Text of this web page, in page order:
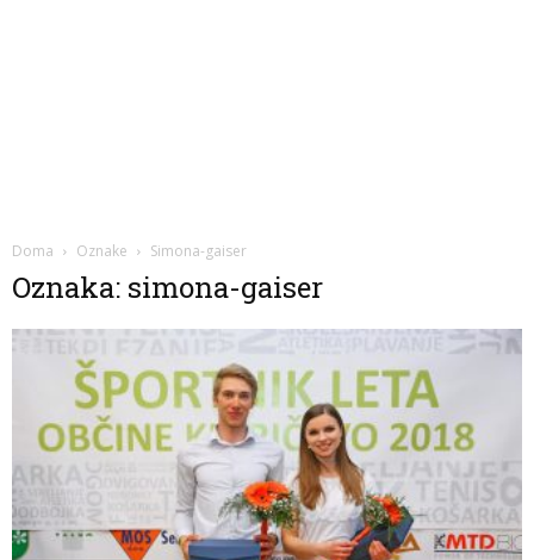
Doma Oznake Simona-gaiser
Oznaka: simona-gaiser